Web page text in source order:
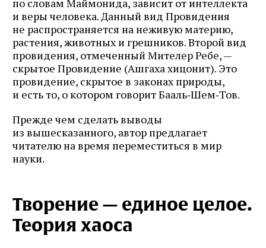
и веры человека. Данный вид Провидения
не распространяется на неживую материю,
растения, животных и грешников. Второй вид
провидения, отмеченный Мителер Ребе, —
скрытое Провидение (Ашгаха хицонит). Это
провидение, скрытое в законах природы,
и есть то, о котором говорит Бааль‑Шем‑Тов.
Прежде чем сделать выводы
из вышесказанного, автор предлагает
читателю на время переместиться в мир
науки.
Творение — единое целое.
Теория хаоса